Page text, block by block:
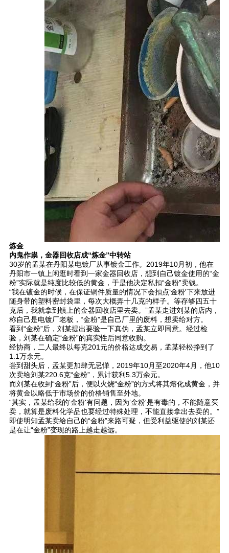
炼金
内鬼作祟，金器回收店成“炼金”中转站
30岁的孟某在丹阳某电镀厂从事镀金工作。2019年10月初，他在
丹阳市一镇上闲逛时看到一家金器回收店，想到自己镀金使用的“金
粉”实际就是纯度比较低的黄金，于是他决定私扣“金粉”卖钱。
“我在镀金的时候，在保证铜件质量的情况下会扣点‘金粉'下来放进
随身带的塑料密封袋里，每次大概弄十几克的样子。等存够四五十
克后，我就拿到镇上的金器回收店里去卖。”孟某走进刘某的店内，
称自己是电镀厂老板，“金粉”是自己厂里的废料，想卖给对方。
看到“金粉”后，刘某提出要验一下真伪，孟某立即同意。经过检
验，刘某在确定“金粉”的真实性后同意收购。
经协商，二人最终以每克201元的价格达成交易，孟某轻松挣到了
1.1万余元。
尝到甜头后，孟某更加肆无忌惮，2019年10月至2020年4月，他10
次卖给刘某220.6克“金粉”，累计获利5.3万余元。
而刘某在收到“金粉”后，便以火烧“金粉”的方式将其熔化成黄金，并
将黄金以略低于市场价的价格销售至外地。
“其实，孟某给我的‘金粉'有问题，因为‘金粉'是有毒的，不能随意买
卖，就算是废料化学品也要经过特殊处理，不能直接拿出去卖的。”
即使明知孟某卖给自己的“金粉”来路可疑，但受利益驱使的刘某还
是在让“金粉”变现的路上越走越远。